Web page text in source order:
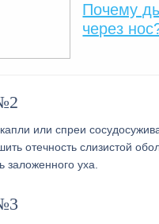
Почему
через
или спреи
отечность слизистой
заложенного уха.